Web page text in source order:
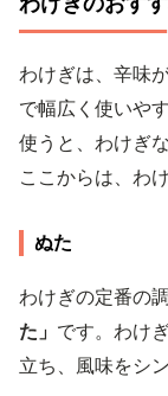
わけぎは、辛味
で幅広く使いや
使うと、わけぎ
ここからは、わ
ぬた
わけぎの定番の
た」 です。わけ
立ち、風味をシ